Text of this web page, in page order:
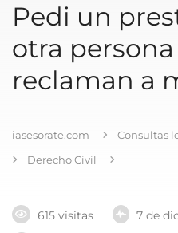
Pedi un
otra
reclaman a
iasesorate.com
Consultas
Derecho Civil
615 visitas
7 de